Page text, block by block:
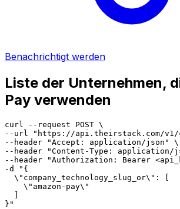
Benachrichtigt werden
Liste der Unternehmen,
Pay verwenden
curl --request POST \
--url "https://api.theirstack.com/v1/
--header "Accept: application/json" \
--header "Content-Type: application/
--header "Authorization: Bearer
-d "{
  \"company_technology_slug_or\": [
    \"amazon-pay\"
  ]
}"